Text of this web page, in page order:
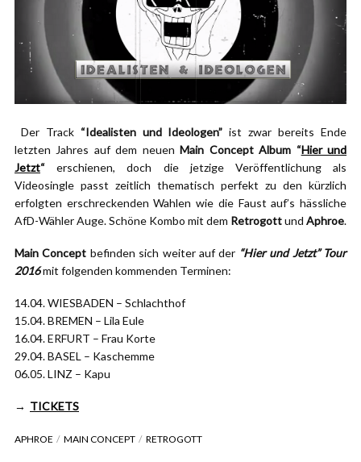
Der Track “Idealisten und Ideologen” ist zwar bereits Ende
letzten Jahres auf dem neuenMain Concept Album “Hier und
Jetzt“ erschienen, doch die jetzige Veröffentlichung als
Videosingle passt zeitlich thematisch perfekt zu den kürzlich
erfolgten erschreckenden Wahlen wie die Faust auf’s hässliche
AfD-Wähler Auge. Schöne Kombo mit dem Retrogottund Aphroe.
Main Concept befinden sich weiter auf der “Hier und Jetzt” Tour
2016mit folgenden kommenden Terminen:
14.04. WIESBADEN – Schlachthof
15.04. BREMEN – Lila Eule
16.04. ERFURT – Frau Korte
29.04. BASEL – Kaschemme
06.05. LINZ – Kapu
→ TICKETS
APHROE MAIN CONCEPT RETROGOTT